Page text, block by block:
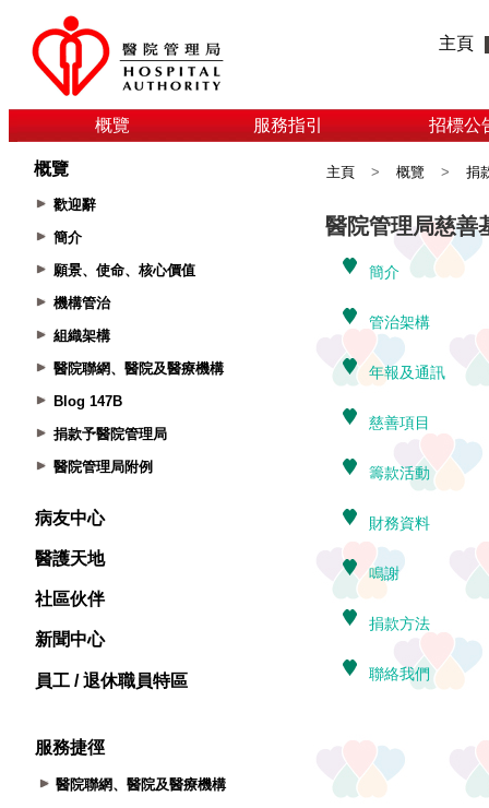
主頁
概覽 服務指引 招標公
概覽
歡迎辭
簡介
願景、使命、核心價值
機構管治
組織架構
醫院聯網、醫院及醫療機構
Blog 147B
捐款予醫院管理局
醫院管理局附例
病友中心
醫護天地
社區伙伴
新聞中心
員工 / 退休職員特區
服務捷徑
醫院聯網、醫院及醫療機構
主頁 > 概覽 > 捐